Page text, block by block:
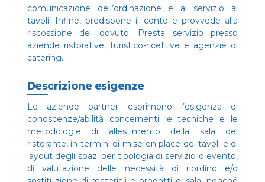
comunicazione dell’ordinazione e al servizio ai
tavoli. Infine, predispone il conto e provvede alla
riscossione del dovuto. Presta servizio presso
aziende ristorative, turistico-ricettive e agenzie di
catering.
Descrizione esigenze
Le aziende partner esprimono l’esigenza di
conoscenze/abilità concernenti le tecniche e le
metodologie di allestimento della sala del
ristorante, in termini di mise-en place dei tavoli e di
layout degli spazi per tipologia di servizio o evento,
di valutazione delle necessità di riordino e/o